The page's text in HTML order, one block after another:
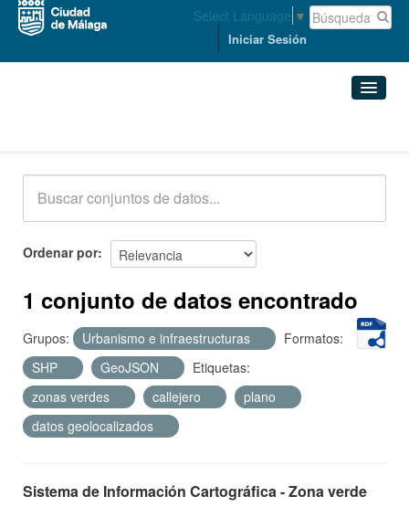
Select Language ▼
Iniciar Sesión
Acerca de
Ordenar por
1 conjunto de datos encontrado
Grupos: Urbanismo e infraestructuras
Formatos:
SHP
GeoJSON
Etiquetas:
zonas verdes
callejero
plano
datos geolocalizados
Sistema de Información Cartográfica - Zona verde